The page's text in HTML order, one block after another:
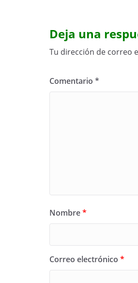
Deja una
Tu dirección de correo
Comentario *
Nombre*
Correo electrónico *